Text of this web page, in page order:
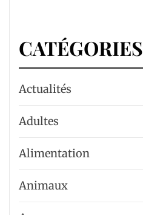
CATÉGORIES
Actualités
Adultes
Alimentation
Animaux